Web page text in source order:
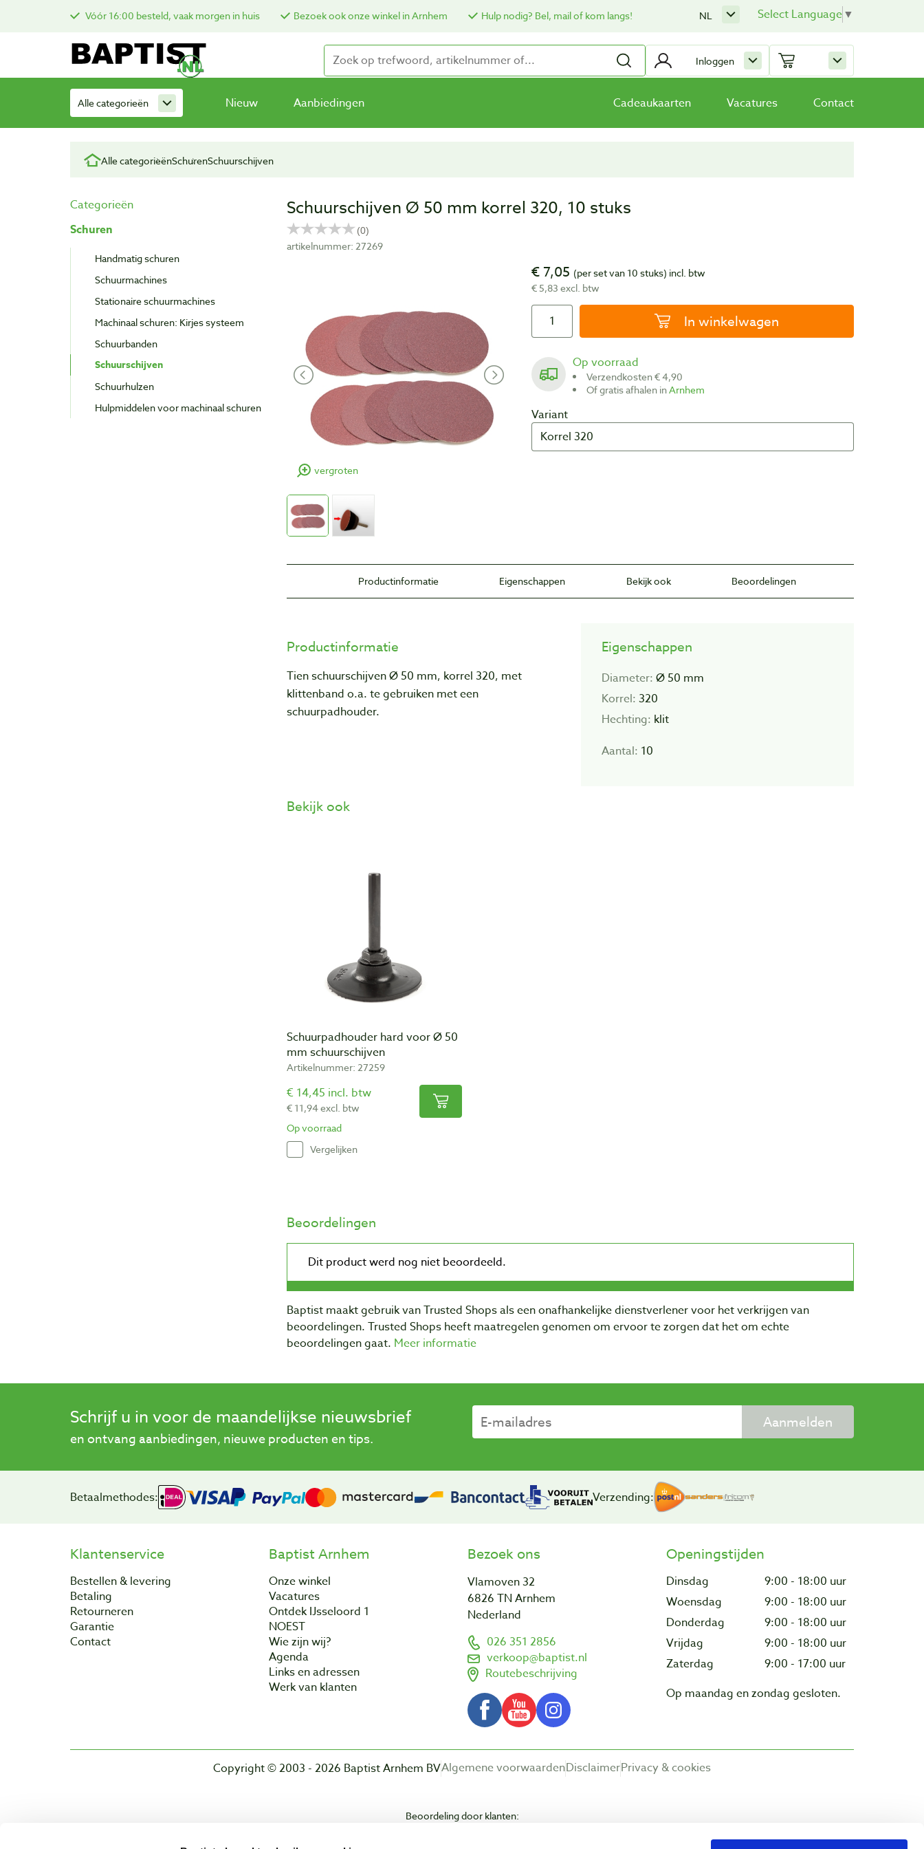
Vóór 16:00 besteld, vaak morgen in huis Bezoek ook onze winkel in Arnhem Hulp nodig? Bel, mail of kom langs! Select Language▼
NL
Inloggen
Alle categorieën Nieuw Aanbiedingen Cadeaukaarten Vacatures Contact
Alle categorieënSchurenSchuurschijven
Categorieën
Schuren
Handmatig schuren
Schuurmachines
Stationaire schuurmachines
Machinaal schuren: Kirjes systeem
Schuurbanden
Schuurschijven
Schuurhulzen
Hulpmiddelen voor machinaal schuren
Schuurschijven Ø 50 mm korrel 320, 10 stuks
artikelnummer: 27269
vergroten
€ 7,05 (per set van 10 stuks) incl. btw
€ 5,83 excl. btw
In winkelwagen
Op voorraad
Verzendkosten € 4,90
Of gratis afhalen inArnhem
Variant
Productinformatie Eigenschappen Bekijk ook Beoordelingen
Productinformatie
Tien schuurschijven Ø 50 mm, korrel 320, met
klittenband o.a. te gebruiken met een
schuurpadhouder.
Eigenschappen
Diameter: Ø 50 mm
Korrel: 320
Hechting: klit
Aantal: 10
Bekijk ook
Schuurpadhouder hard voor Ø 50
mm schuurschijven
Artikelnummer: 27259
€ 14,45 incl. btw
€ 11,94 excl. btw
Op voorraad
Vergelijken
Beoordelingen
Baptist maakt gebruik van Trusted Shops als een onafhankelijke dienstverlener voor het verkrijgen van
beoordelingen. Trusted Shops heeft maatregelen genomen om ervoor te zorgen dat het om echte
beoordelingen gaat. Meer informatie
Schrijf u in voor de maandelijkse nieuwsbrief
en ontvang aanbiedingen, nieuwe producten en tips.
Aanmelden
Betaalmethodes: Verzending:
Klantenservice
Bestellen & levering
Betaling
Retourneren
Garantie
Contact
Baptist Arnhem
Onze winkel
Vacatures
Ontdek IJsseloord 1
NOEST
Wie zijn wij?
Agenda
Links en adressen
Werk van klanten
Bezoek ons
Vlamoven 32
6826 TN Arnhem
Nederland
026 351 2856
verkoop@baptist.nl
Routebeschrijving
Openingstijden
Dinsdag
9:00 - 18:00 uur
Woensdag
9:00 - 18:00 uur
Donderdag
9:00 - 18:00 uur
Vrijdag
9:00 - 18:00 uur
Zaterdag
9:00 - 17:00 uur
Op maandag en zondag gesloten.
Algemene voorwaardenDisclaimerPrivacy & cookies
Copyright © 2003 - 2026 Baptist Arnhem BV
Beoordeling door klanten: